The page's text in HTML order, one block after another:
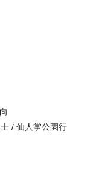
/ 仙人掌公園行